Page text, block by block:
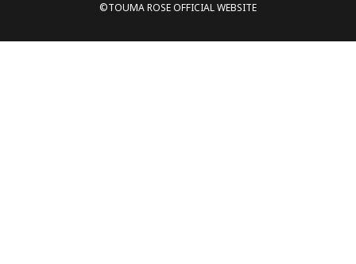
©TOUMA ROSE OFFICIAL WEBSITE